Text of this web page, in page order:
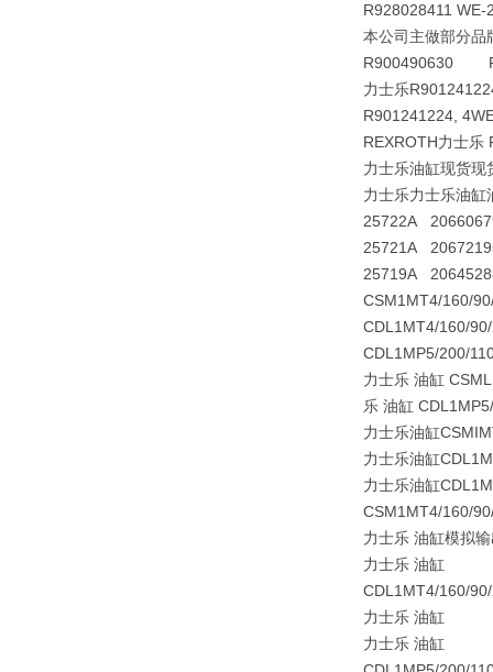
R928028411 WE-
本公司主做部分品
R900490630
力士乐
R901241224,
REXROTH力士乐
力士乐油缸现货
力士乐力士乐油缸
25722A
25721A
25719A
CSM1MT4/160/
CDL1MT4/160/
CDL1MP5/200/
力士乐 油缸
乐 油缸
力士乐油缸
力士乐油缸
力士乐油缸
CSM1MT4/160/
力士乐 油缸模拟
力士乐 油缸
CDL1MT4/160/
力士乐 油缸
力士乐 油缸